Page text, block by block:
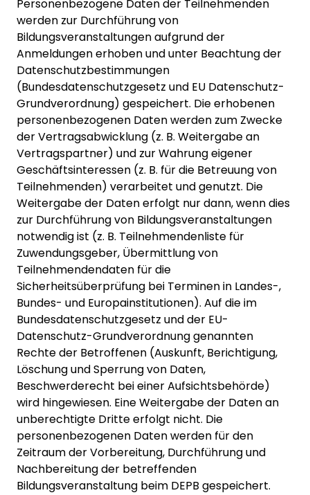
Personenbezogene Daten der Teilnehmenden
werden zur Durchführung von
Bildungsveranstaltungen aufgrund der
Anmeldungen erhoben und unter Beachtung der
Datenschutzbestimmungen
(Bundesdatenschutzgesetz und EU Datenschutz-
Grundverordnung) gespeichert. Die erhobenen
personenbezogenen Daten werden zum Zwecke
der Vertragsabwicklung (z. B. Weitergabe an
Vertragspartner) und zur Wahrung eigener
Geschäftsinteressen (z. B. für die Betreuung von
Teilnehmenden) verarbeitet und genutzt. Die
Weitergabe der Daten erfolgt nur dann, wenn dies
zur Durchführung von Bildungsveranstaltungen
notwendig ist (z. B. Teilnehmendenliste für
Zuwendungsgeber, Übermittlung von
Teilnehmendendaten für die
Sicherheitsüberprüfung bei Terminen in Landes-,
Bundes- und Europainstitutionen). Auf die im
Bundesdatenschutzgesetz und der EU-
Datenschutz-Grundverordnung genannten
Rechte der Betroffenen (Auskunft, Berichtigung,
Löschung und Sperrung von Daten,
Beschwerderecht bei einer Aufsichtsbehörde)
wird hingewiesen. Eine Weitergabe der Daten an
unberechtigte Dritte erfolgt nicht. Die
personenbezogenen Daten werden für den
Zeitraum der Vorbereitung, Durchführung und
Nachbereitung der betreffenden
Bildungsveranstaltung beim DEPB gespeichert.